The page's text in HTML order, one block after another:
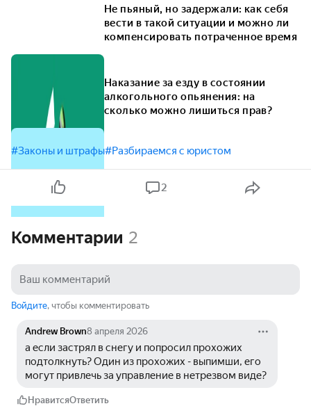
Не пьяный, но задержали: как себя
вести в такой ситуации и можно ли
компенсировать потраченное время
Наказание за езду в состоянии
алкогольного опьянения: на
сколько можно лишиться прав?
#Законы и штрафы#Разбираемся с юристом
2
Комментарии 2
Войдите, чтобы комментировать
Andrew Brown8 апреля 2026
а если застрял в снегу и попросил прохожих
подтолкнуть? Один из прохожих - выпимши, его
могут привлечь за управление в нетрезвом виде?
НравитсяОтветить